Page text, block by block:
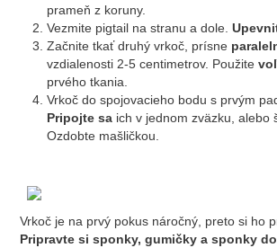
prameň z koruny.
Vezmite pigtail na stranu a dole.
Začnite tkať druhý vrkoč, prísne
vzdialenosti 2-5 centimetrov. Použite
prvého tkania.
Vrkoč do spojovacieho bodu s prvým
Pripojte sa ich v jednom zväzku, alebo
Ozdobte mašličkou.
Vrkoč je na prvý pokus náročný, preto si ho
Pripravte si sponky, gumičky a sponky